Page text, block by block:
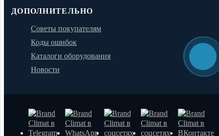
ДОПОЛНИТЕЛЬНО
Советы покупателям
Коды ошибок
Каталоги оборудования
Новости